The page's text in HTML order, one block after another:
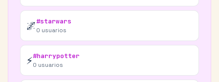
🌌#starwars
0 usuarios
⚡#harrypotter
0 usuarios